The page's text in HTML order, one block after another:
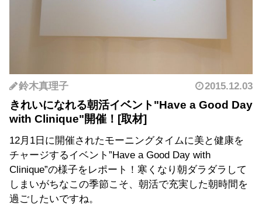
鈴木真理子 2015.12.03
きれいになれる朝活イベント"Have a Good Day
with Clinique"開催！
12月1日に開催されたモーニングタイムに美と健康を
チャージするイベント”Have a Good Day with
Clinique”の様子をレポート！寒くなり朝ダラダラして
しまいがちなこの季節こそ、朝活で充実した朝時間を
過ごしたいですね。